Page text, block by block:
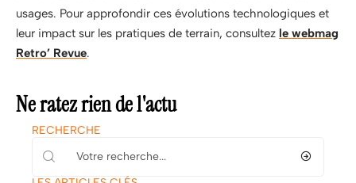
usages. Pour approfondir ces évolutions technologiques et
leur impact sur les pratiques de terrain, consultez le webmag
Retro’ Revue.
Ne ratez rien de l'actu
RECHERCHE